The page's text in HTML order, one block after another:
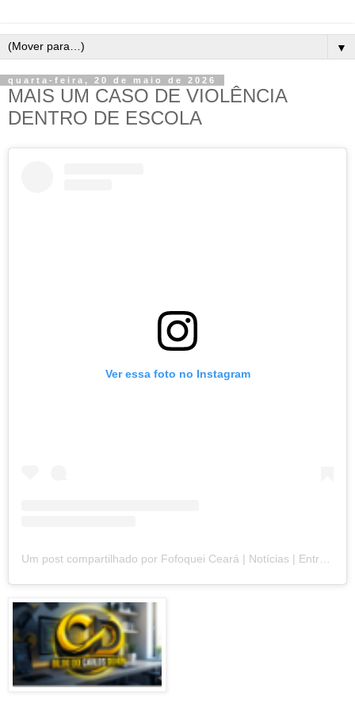
▼
quarta-feira, 20 de maio de 2026
MAIS UM CASO DE VIOLÊNCIA
DENTRO DE ESCOLA
Ver essa foto no Instagram
Um post compartilhado por Fofoquei Ceará | Notícias | Entretenimento (@fofoqueicearaoficial)